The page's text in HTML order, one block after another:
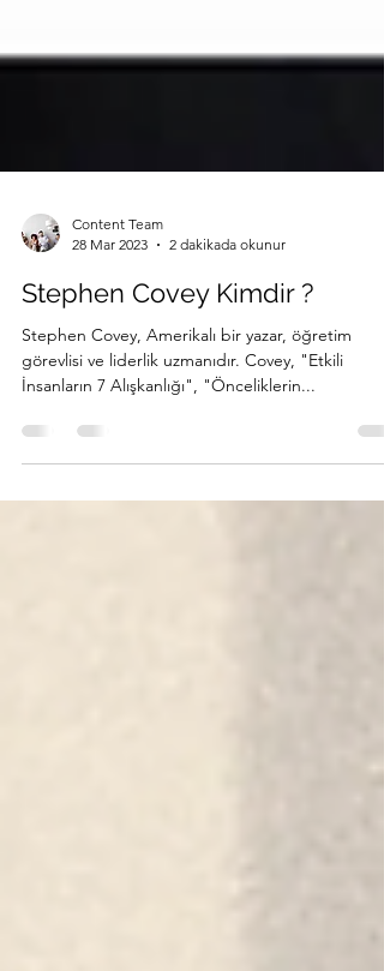
28 Mar 2023
2 dakikada okunur
Stephen Covey Kimdir ?
Stephen Covey, Amerikalı bir yazar, öğretim
İnsanların 7 Alışkanlığı", "Önceliklerin...